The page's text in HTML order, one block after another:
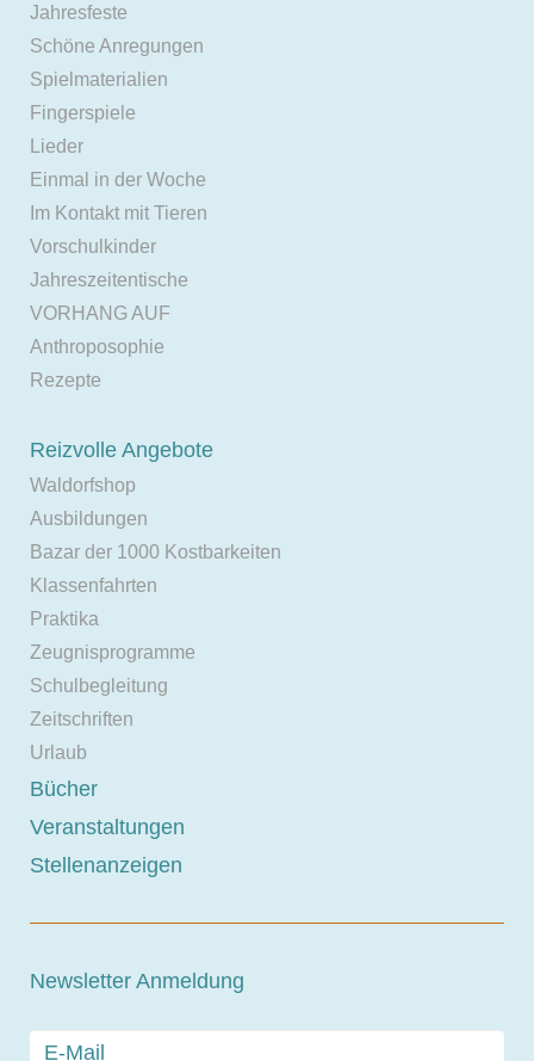
Jahresfeste
Schöne Anregungen
Spielmaterialien
Fingerspiele
Lieder
Einmal in der Woche
Im Kontakt mit Tieren
Vorschulkinder
Jahreszeitentische
VORHANG AUF
Anthroposophie
Rezepte
Reizvolle Angebote
Waldorfshop
Ausbildungen
Bazar der 1000 Kostbarkeiten
Klassenfahrten
Praktika
Zeugnisprogramme
Schulbegleitung
Zeitschriften
Urlaub
Bücher
Veranstaltungen
Stellenanzeigen
Newsletter Anmeldung